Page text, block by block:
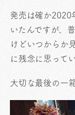
発売は確か2020
いたんですが、
けどいつからか
に残念に思ってい
大切な最後の一箱